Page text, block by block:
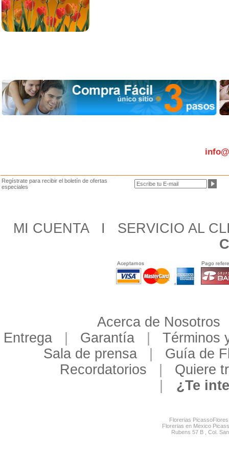
Regístrate para recibir el boletín de ofertas
especiales
MI CUENTAI SERVICIO AL
Acerca de Nosotros
Entrega
Garantía
Términos
Sala de prensa
Guía de
Recordatorios
Quiere
¿Te
Florerias
Florerias en Mexico
Rubens 57 B , Col.